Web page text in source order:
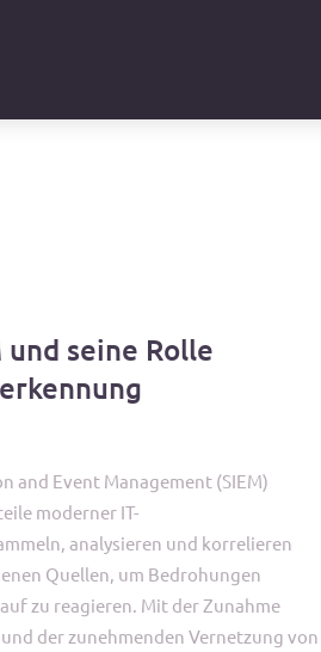
seine Rolle
and Event Management (SIEM)
moderner IT-
analysieren und korrelieren
Quellen, um Bedrohungen
zu reagieren. Mit der Zunahme
der zunehmenden Vernetzung von